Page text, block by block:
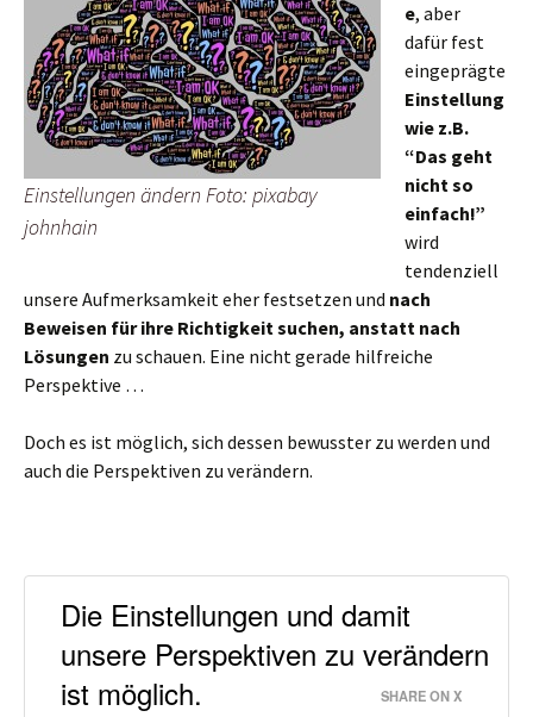
Einstellungen ändern Foto: pixabay
johnhain
e, aber
dafür fest
eingeprägte
Einstellung
wie z.B.
“Das geht
nicht so
einfach!”
wird
tendenziell
unsere Aufmerksamkeit eher festsetzen und nach
Beweisen für ihre Richtigkeit suchen, anstatt nach
Lösungen zu schauen. Eine nicht gerade hilfreiche
Perspektive …
Doch es ist möglich, sich dessen bewusster zu werden und
auch die Perspektiven zu verändern.
Die Einstellungen und damit
unsere Perspektiven zu verändern
ist möglich.
SHARE ON X